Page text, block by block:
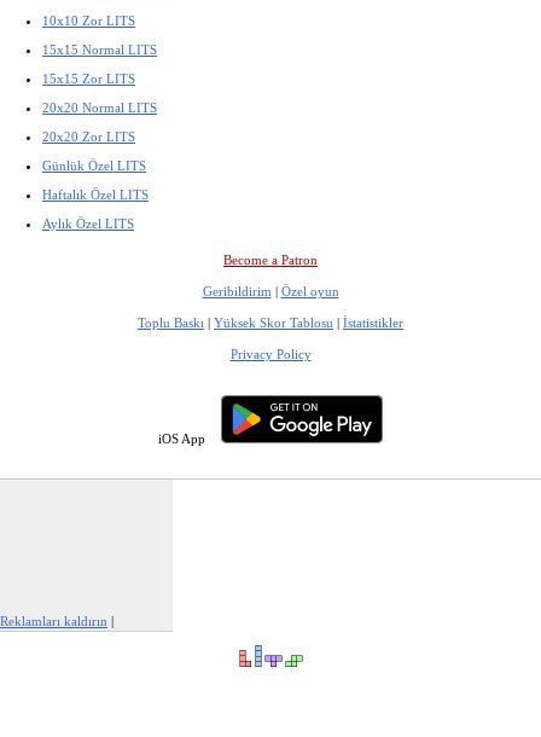
10x10 Zor LITS
15x15 Normal LITS
15x15 Zor LITS
20x20 Normal LITS
20x20 Zor LITS
Günlük Özel LITS
Haftalık Özel LITS
Aylık Özel LITS
Become a Patron
Geribildirim | Özel oyun
Toplu Baskı | Yüksek Skor Tablosu | İstatistikler
Privacy Policy
iOS App
Reklamları kaldırın |